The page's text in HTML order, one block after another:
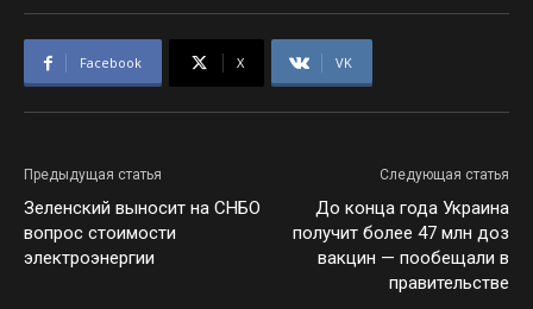
Facebook X VK
Предыдущая статья
Зеленский выносит на СНБО
вопрос стоимости
электроэнергии
Следующая статья
До конца года Украина
получит более 47 млн доз
вакцин — пообещали в
правительстве